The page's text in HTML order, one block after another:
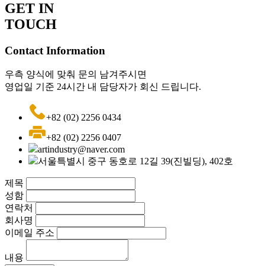
GET IN
TOUCH
Contact Information
우측 양식에 맞춰 문의 남겨주시면
영업일 기준 24시간 내 담당자가 회신 드립니다.
+82 (02) 2256 0434
+82 (02) 2256 0407
artindustry@naver.com
서울특별시 중구 동호로 12길 39(진빌딩), 402호
제목
성함
연락처
회사명
이메일 주소
내용